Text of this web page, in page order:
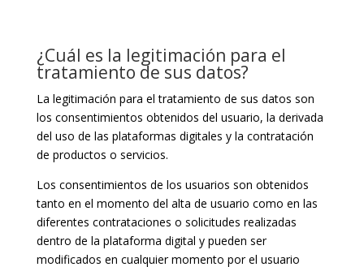
¿Cuál es la legitimación para el
tratamiento de sus datos?
La legitimación para el tratamiento de sus datos son
los consentimientos obtenidos del usuario, la derivada
del uso de las plataformas digitales y la contratación
de productos o servicios.
Los consentimientos de los usuarios son obtenidos
tanto en el momento del alta de usuario como en las
diferentes contrataciones o solicitudes realizadas
dentro de la plataforma digital y pueden ser
modificados en cualquier momento por el usuario